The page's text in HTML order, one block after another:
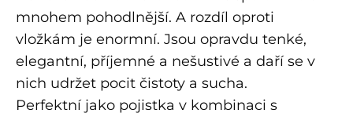
mnohem pohodlnější. A rozdíl oproti
vložkám je enormní. Jsou opravdu tenké,
elegantní, příjemné a nešustivé a daří se v
nich udržet pocit čistoty a sucha.
Perfektní jako pojistka v kombinaci s